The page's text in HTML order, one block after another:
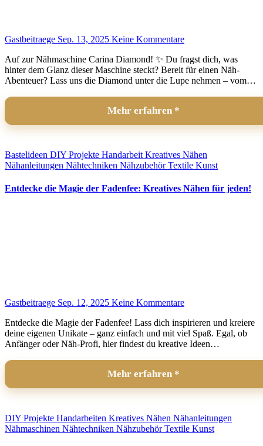
Gastbeitraege Sep. 13, 2025 Keine Kommentare
Auf zur Nähmaschine Carina Diamond! ✨ Du fragst dich, was
hinter dem Glanz dieser Maschine steckt? Bereit für einen Näh-
Abenteuer? Lass uns die Diamond unter die Lupe nehmen – vom…
Mehr erfahren
Bastelideen DIY Projekte Handarbeit Kreatives Nähen
Nähanleitungen Nähtechniken NähzubehörTextile Kunst
Entdecke die Magie der Fadenfee: Kreatives Nähen für jeden!
Gastbeitraege Sep. 12, 2025 Keine Kommentare
Entdecke die Magie der Fadenfee! Lass dich inspirieren und kreiere
deine eigenen Unikate – ganz einfach und mit viel Spaß. Egal, ob
Anfänger oder Näh-Profi, hier findest du kreative Ideen…
Mehr erfahren
DIY Projekte Handarbeiten Kreatives Nähen Nähanleitungen
Nähmaschinen Nähtechniken NähzubehörTextile Kunst